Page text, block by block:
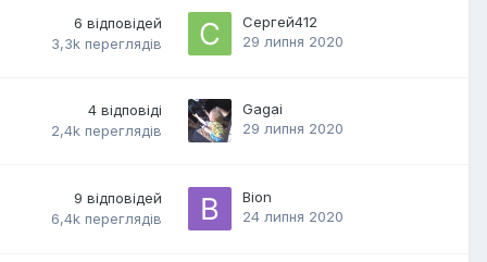
6 відповідей
3,3k переглядів
Сергей412
29 липня 2020
4 відповіді
2,4k переглядів
Gagai
29 липня 2020
9 відповідей
6,4k переглядів
Bion
24 липня 2020